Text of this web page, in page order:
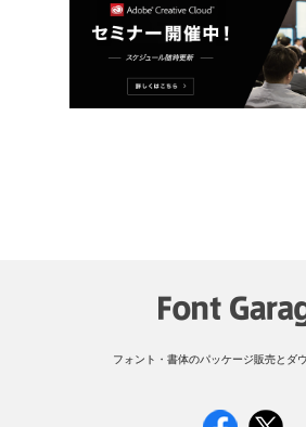
フォント・書体のパッケージ販売とダ